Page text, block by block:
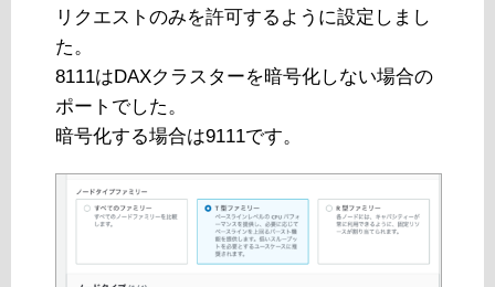
リクエストのみを許可するように設定しまし
た。
8111はDAXクラスターを暗号化しない場合の
ポートでした。
暗号化する場合は9111です。